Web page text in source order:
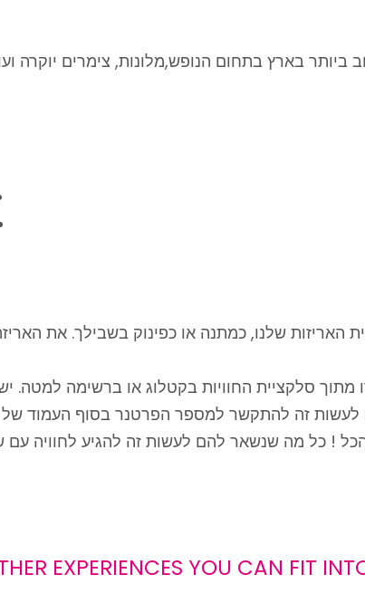
בארץ בתחום הנופש,מלונות, צימרים יוקרה
האריזות שלנו, כמתנה או כפינוק בשבילך. את
בקטלוג או ברשימה למטה. יש מעל 200 חוויות והרשימה
זה להתקשר למספר הפרטנר בסוף העמוד של
! כל מה שנשאר להם לעשות זה להגיע לחוויה עם
EXPERIENCES YOU CAN FIT